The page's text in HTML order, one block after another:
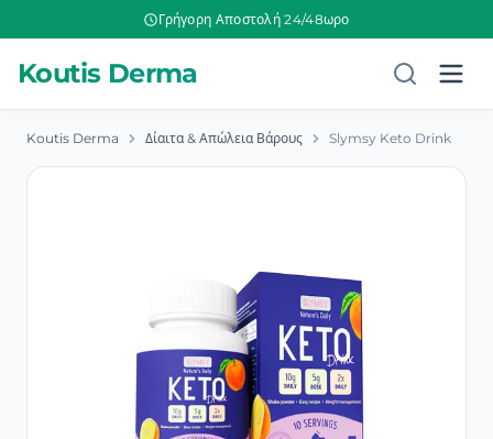
Γρήγορη Αποστολή 24/48ωρο
Koutis Derma
Koutis Derma Δίαιτα & Απώλεια Βάρους Slymsy Keto Drink